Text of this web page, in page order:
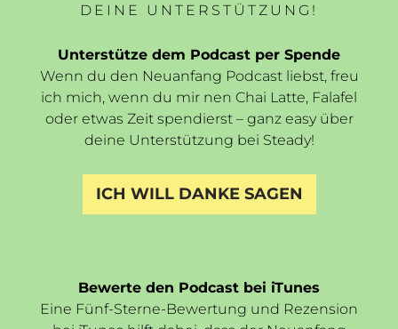
DEINE UNTERSTÜTZUNG!
Unterstütze dem Podcast per Spende
Wenn du den Neuanfang Podcast liebst, freu
ich mich, wenn du mir nen Chai Latte, Falafel
oder etwas Zeit spendierst – ganz easy über
deine Unterstützung bei Steady!
ICH WILL DANKE SAGEN
Bewerte den Podcast bei iTunes
Eine Fünf-Sterne-Bewertung und Rezension